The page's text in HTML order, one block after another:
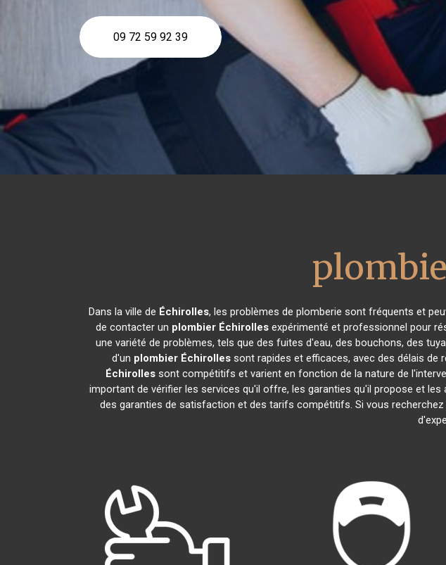
09 72 59 92 39
Dans la ville de Échirolles, les problèmes de plomberie sont fréquents et
de contacter un plombier Échirolles expérimenté et professionnel pour
une variété de problèmes, tels que des fuites d'eau, des bouchons, des
d'un plombier Échirollessont rapides et efficaces, avec des délais de
Échirollessont compétitifs et varient en fonction de la nature de
important de vérifier les services qu'il offre, les garanties qu'il propose et
des garanties de satisfaction et des tarifs compétitifs. Si vous recherchez